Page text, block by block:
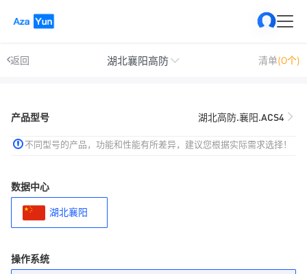
返回 湖北襄阳高防 清单(0个)
产品型号 湖北高防.襄阳.ACS4
不同型号的产品，功能和性能有所差异，建议您根据实际需求选择！
数据中心
湖北襄阳
操作系统